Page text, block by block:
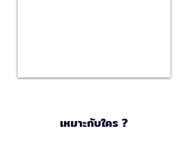
เหมาะกับใคร ?